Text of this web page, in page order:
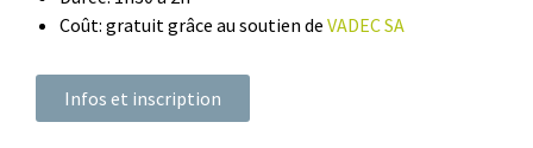
Coût: gratuit grâce au soutien de VADEC SA
Infos et inscription